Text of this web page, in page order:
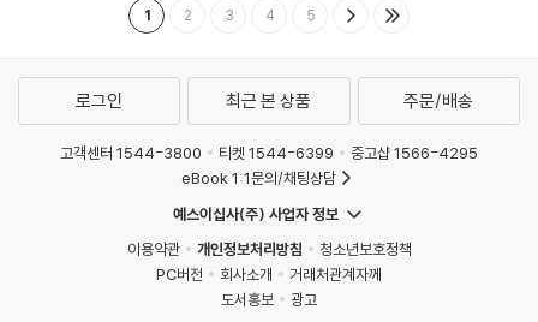
1 2 3 4 5
로그인 최근 본 상품 주문/배송
고객센터 1544-3800 티켓 1544-6399
중고샵 1566-4295
eBook 1:1문의/채팅상담
예스이십사(주) 사업자 정보
이용약관
개인정보처리방침
청소년보호정책
PC버전
회사소개
거래처관계자께
도서홍보
광고